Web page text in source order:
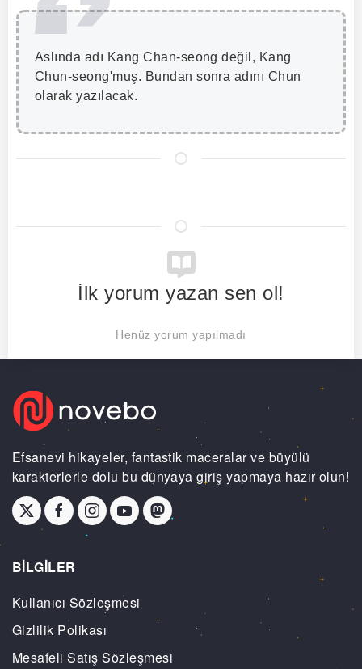
Aslında adı Kang Chan-seong değil, Kang
Chun-seong'muş. Bundan sonra adını Chun
olarak yazılacak.
İlk yorum yazan sen ol!
Henüz yorum yapılmadı
Efsanevi hikayeler, fantastik maceralar ve büyülü
karakterlerle dolu bu dünyaya giriş yapmaya hazır olun!
BİLGİLER
Kullanıcı Sözleşmesi
Gizlilik Polikası
Mesafeli Satış Sözleşmesi